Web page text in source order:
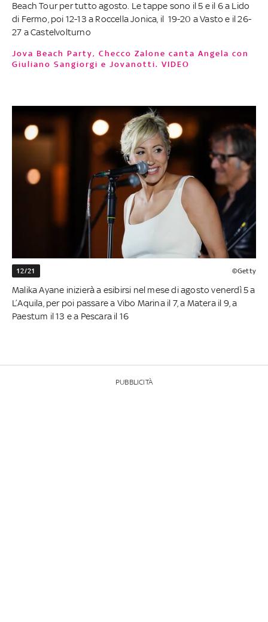
Beach Tour per tutto agosto. Le tappe sono il 5 e il 6 a Lido
di Fermo, poi 12-13 a Roccella Jonica, il 19-20 a Vasto e il 26-
27 a Castelvolturno
Jova Beach Party, Checco Zalone canta Angela con
Giuliano Sangiorgi e Jovanotti. VIDEO
12/21 ©Getty
Malika Ayane inizierà a esibirsi nel mese di agosto venerdì 5 a
L’Aquila, per poi passare a Vibo Marina il 7, a Matera il 9, a
Paestum il 13 e a Pescara il 16
PUBBLICITÀ